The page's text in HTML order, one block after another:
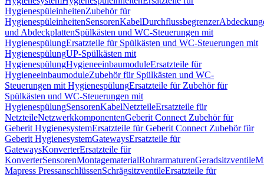
HygienespüleinheitenZubehör für
HygienespüleinheitenSensorenKabelDurchflussbegrenzer
und AbdeckplattenSpülkästen und WC-Steuerungen mit
HygienespülungErsatzteile für Spülkästen und WC-Steuerungen mit
HygienespülungUP-Spülkästen mit
HygienespülungHygieneeinbaumoduleErsatzteile für
HygieneeinbaumoduleZubehör für Spülkästen und WC-
Steuerungen mit HygienespülungErsatzteile für Zubehör für
Spülkästen und WC-Steuerungen mit
HygienespülungSensorenKabelNetzteileErsatzteile für
NetzteileNetzwerkkomponentenGeberit Connect Zubehör für
Geberit HygienesystemErsatzteile für Geberit Connect Zubehör für
Geberit HygienesystemGatewaysErsatzteile für
GatewaysKonverterErsatzteile für
KonverterSensorenMontagematerialRohrarmaturenGeradsitzventile
Mapress PressanschlüssenSchrägsitzventileErsatzteile für